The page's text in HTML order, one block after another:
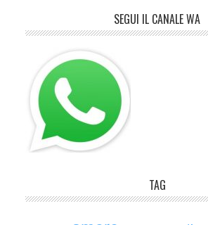
SEGUI IL CANALE WA
TAG